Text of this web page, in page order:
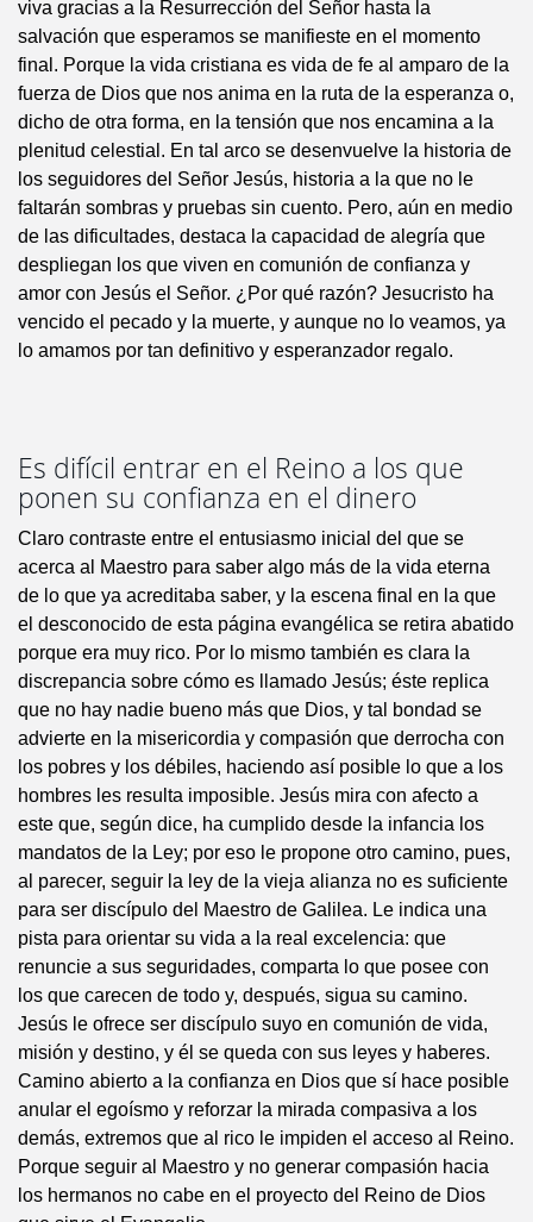
viva gracias a la Resurrección del Señor hasta la
salvación que esperamos se manifieste en el momento
final. Porque la vida cristiana es vida de fe al amparo de la
fuerza de Dios que nos anima en la ruta de la esperanza o,
dicho de otra forma, en la tensión que nos encamina a la
plenitud celestial. En tal arco se desenvuelve la historia de
los seguidores del Señor Jesús, historia a la que no le
faltarán sombras y pruebas sin cuento. Pero, aún en medio
de las dificultades, destaca la capacidad de alegría que
despliegan los que viven en comunión de confianza y
amor con Jesús el Señor. ¿Por qué razón? Jesucristo ha
vencido el pecado y la muerte, y aunque no lo veamos, ya
lo amamos por tan definitivo y esperanzador regalo.
Es difícil entrar en el Reino a los que
ponen su confianza en el dinero
Claro contraste entre el entusiasmo inicial del que se
acerca al Maestro para saber algo más de la vida eterna
de lo que ya acreditaba saber, y la escena final en la que
el desconocido de esta página evangélica se retira abatido
porque era muy rico. Por lo mismo también es clara la
discrepancia sobre cómo es llamado Jesús; éste replica
que no hay nadie bueno más que Dios, y tal bondad se
advierte en la misericordia y compasión que derrocha con
los pobres y los débiles, haciendo así posible lo que a los
hombres les resulta imposible. Jesús mira con afecto a
este que, según dice, ha cumplido desde la infancia los
mandatos de la Ley; por eso le propone otro camino, pues,
al parecer, seguir la ley de la vieja alianza no es suficiente
para ser discípulo del Maestro de Galilea. Le indica una
pista para orientar su vida a la real excelencia: que
renuncie a sus seguridades, comparta lo que posee con
los que carecen de todo y, después, sigua su camino.
Jesús le ofrece ser discípulo suyo en comunión de vida,
misión y destino, y él se queda con sus leyes y haberes.
Camino abierto a la confianza en Dios que sí hace posible
anular el egoísmo y reforzar la mirada compasiva a los
demás, extremos que al rico le impiden el acceso al Reino.
Porque seguir al Maestro y no generar compasión hacia
los hermanos no cabe en el proyecto del Reino de Dios